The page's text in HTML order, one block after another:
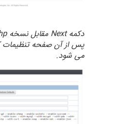
دکمه Next مقابل نسخه php مدنظر را انتخاب کنید
پس از آن صفحه تنظیمات
می شود.